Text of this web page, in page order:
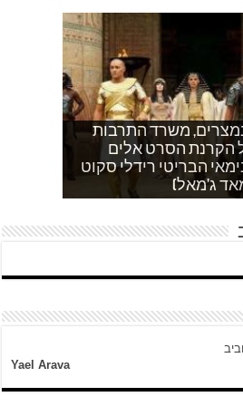
משרד התרבות
הקרנת הסרט אלים
הבריטי רידלי סקוט
ג'מאל)
השאלה שעולה במצרים
דויד
עדות שסיפר לי
לגן…סובחייה כותבת ד"ש
במזרח ירושלים
לא לספר כלום
לייסון, בשעות בין
נשקפת פסטורלית
עימותים.
Yael Arava